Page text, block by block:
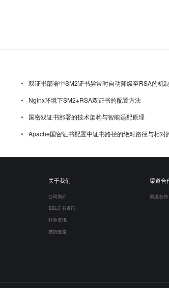
双证书部署中SM2证书异常时自动降级至RSA的机
Nginx环境下SM2+RSA双证书的配置方法
国密双证书部署的技术架构与智能适配原理
Apache国密证书配置中证书路径的绝对路径与相对路径
关于我们
公司简介
SSL证书资讯
行业资讯
友情链接
渠道合
渠道合作